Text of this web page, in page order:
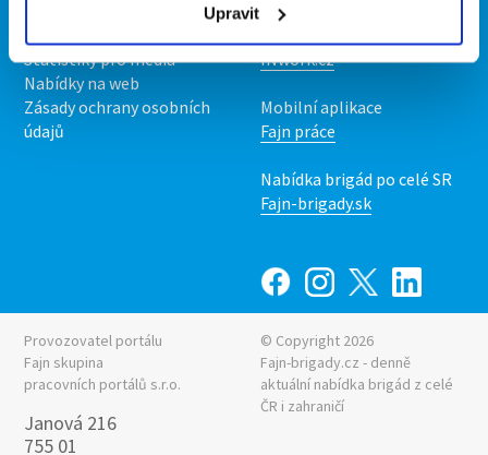
Upravit
Statistiky pro média
Nabídky na web
Zásady ochrany osobních
údajů
INwork.cz
Mobilní aplikace
Fajn práce
Nabídka brigád po celé SR
Fajn-brigady.sk
Provozovatel portálu
Fajn skupina
pracovních portálů s.r.o.
Janová 216
755 01
© Copyright 2026
Fajn-brigady.cz - denně
aktuální nabídka brigád z celé
ČR i zahraničí